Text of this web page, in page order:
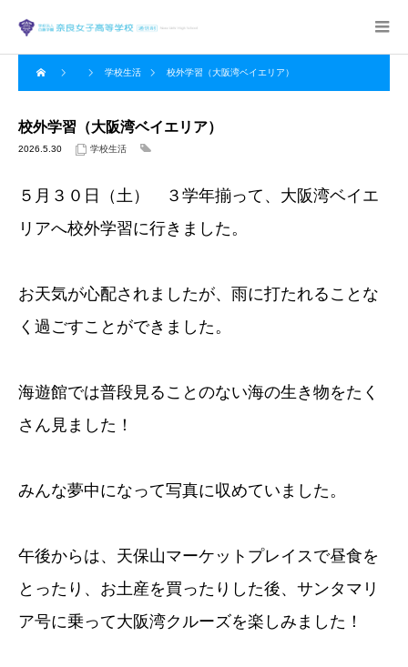
学校生活 校外学習（大阪湾ベイエリア）
校外学習（大阪湾ベイエリア）
2026.5.30 学校生活
５月３０日（土） ３学年揃って、大阪湾ベイエ
リアへ校外学習に行きました。
お天気が心配されましたが、雨に打たれることな
く過ごすことができました。
海遊館では普段見ることのない海の生き物をたく
さん見ました！
みんな夢中になって写真に収めていました。
午後からは、天保山マーケットプレイスで昼食を
とったり、お土産を買ったりした後、サンタマリ
ア号に乗って大阪湾クルーズを楽しみました！